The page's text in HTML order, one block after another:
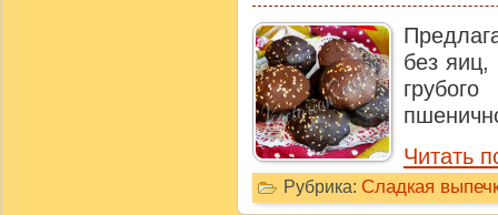
без яиц,
Читать
Рубрика: Сладкая